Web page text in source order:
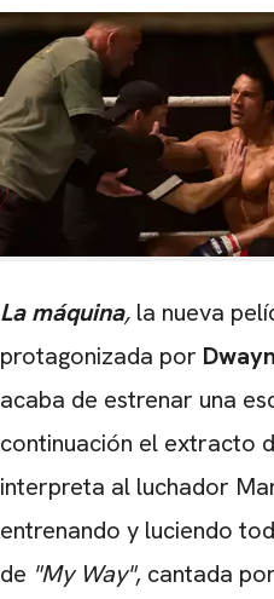
La máquina, la nueva
protagonizada por
acaba de estrenar una
continuación el extracto
interpreta al luchador
entrenando y luciendo
de "My Way", cantada por